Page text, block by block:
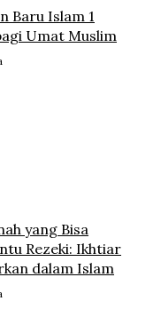
Baru Islam 1
Umat Muslim
yang Bisa
Rezeki: Ikhtiar
dalam Islam